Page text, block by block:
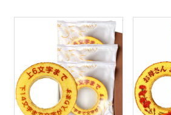
文字も綺麗にはっきり入ってお
たいない」との声をもらいまし
よくあるバームクーヘンのパサ
とりふんわりしています。
世田谷文の菓さんにお願いして正
会がありましたらよろしくお願
様）